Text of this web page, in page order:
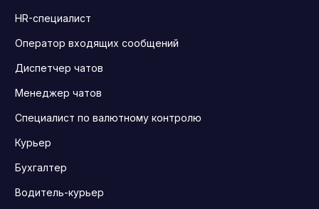
HR-специалист
Оператор входящих сообщений
Диспетчер чатов
Менеджер чатов
Специалист по валютному контролю
Курьер
Бухгалтер
Водитель-курьер